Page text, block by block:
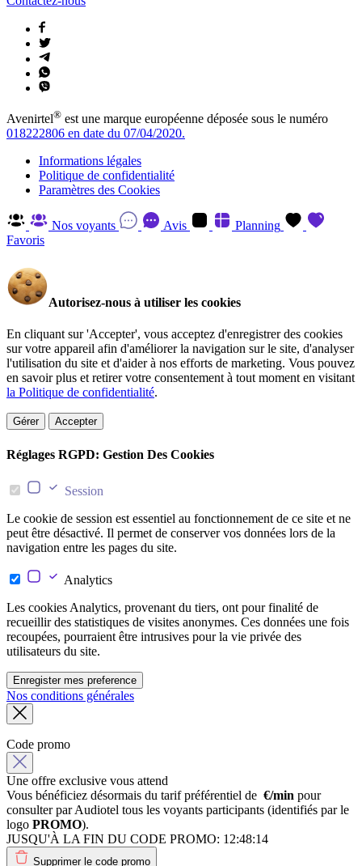
Avenirtel® est une marque européenne déposée sous le numéro
018222806 en date du 07/04/2020.
Informations légales
Politique de confidentialité
Paramètres des Cookies
Nos voyants Avis
Planning
Favoris
Autorisez-nous à utiliser les cookies
En cliquant sur 'Accepter', vous acceptez d'enregistrer des cookies
sur votre appareil afin d'améliorer la navigation sur le site, d'analyser
l'utilisation du site et d'aider à nos efforts de marketing. Vous pouvez
en savoir plus et retirer votre consentement à tout moment en visitant
la Politique de confidentialité.
Gérer Accepter
Réglages RGPD: Gestion Des Cookies
Session
Le cookie de session est essentiel au fonctionnement de ce site et ne
peut être désactivé. Il permet de conserver vos données lors de la
navigation entre les pages du site.
Analytics
Les cookies Analytics, provenant du tiers, ont pour finalité de
recueillir des statistiques de visites anonymes. Ces données une fois
recoupées, pourraient être intrusives pour la vie privée des
utilisateurs du site.
Enregister mes preference
Nos conditions générales
Code promo
Une offre exclusive vous attend
Vous bénéficiez désormais du tarif préférentiel de €/min pour
consulter par Audiotel tous les voyants participants (identifiés par le
logo PROMO).
JUSQU'À LA FIN DU CODE PROMO: 12:48:14
Supprimer le code promo